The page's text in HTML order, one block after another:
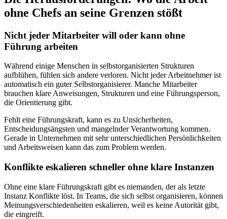
ohne Chefs an seine Grenzen stößt
Nicht jeder Mitarbeiter will oder kann ohne
Führung arbeiten
Während einige Menschen in selbstorganisierten Strukturen
aufblühen, fühlen sich andere verloren. Nicht jeder Arbeitnehmer ist
automatisch ein guter Selbstorganisierer. Manche Mitarbeiter
brauchen klare Anweisungen, Strukturen und eine Führungsperson,
die Orientierung gibt.
Fehlt eine Führungskraft, kann es zu Unsicherheiten,
Entscheidungsängsten und mangelnder Verantwortung kommen.
Gerade in Unternehmen mit sehr unterschiedlichen Persönlichkeiten
und Arbeitsweisen kann das zum Problem werden.
Konflikte eskalieren schneller ohne klare Instanzen
Ohne eine klare Führungskraft gibt es niemanden, der als letzte
Instanz Konflikte löst. In Teams, die sich selbst organisieren, können
Meinungsverschiedenheiten eskalieren, weil es keine Autorität gibt,
die eingreift.